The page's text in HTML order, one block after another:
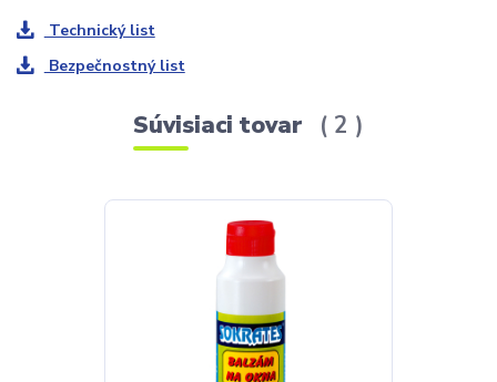
Technický list
Bezpečnostný list
Súvisiaci tovar 2